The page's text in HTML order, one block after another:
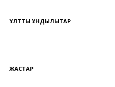
ҰЛТТЫҚ ҚҰНДЫЛЫҚТАР
ЖАСТАР